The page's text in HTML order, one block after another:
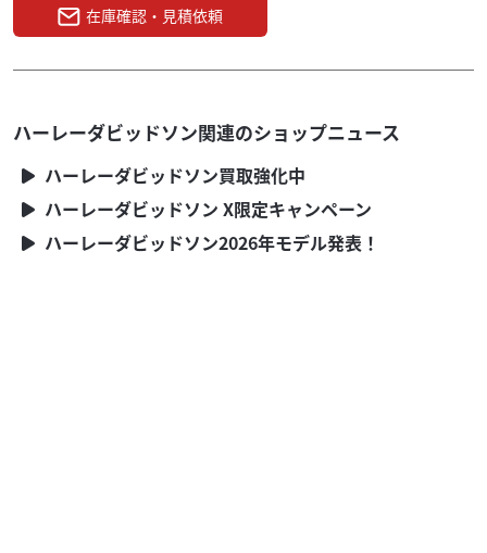
フリーウィーラー ＦＬＲＴ１７５０ デタッチャブル
スクリーン...
本体価格:287 .00万円（税込）
◆普通自動車免許ＭＴで乗れる３輪バイク！ タイヤパンク
在庫確認・見積依頼
ハーレーダビッドソン関連のショップニュース
ハーレーダビッドソン買取強化中
ハーレーダビッドソン X限定キャンペーン
ハーレーダビッドソン2026年モデル発表！